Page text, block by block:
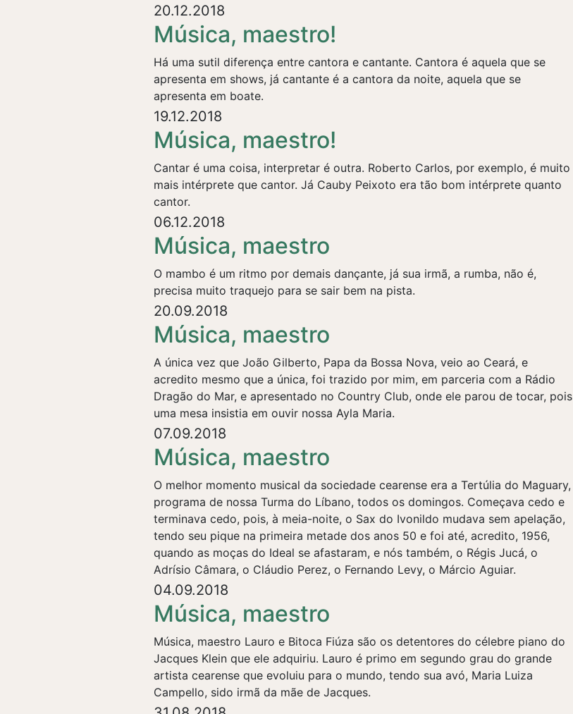
20.12.2018
Música, maestro!
Há uma sutil diferença entre cantora e cantante. Cantora é aquela que se
apresenta em shows, já cantante é a cantora da noite, aquela que se
apresenta em boate.
19.12.2018
Música, maestro!
Cantar é uma coisa, interpretar é outra. Roberto Carlos, por exemplo, é muito
mais intérprete que cantor. Já Cauby Peixoto era tão bom intérprete quanto
cantor.
06.12.2018
Música, maestro
O mambo é um ritmo por demais dançante, já sua irmã, a rumba, não é,
precisa muito traquejo para se sair bem na pista.
20.09.2018
Música, maestro
A única vez que João Gilberto, Papa da Bossa Nova, veio ao Ceará, e
acredito mesmo que a única, foi trazido por mim, em parceria com a Rádio
Dragão do Mar, e apresentado no Country Club, onde ele parou de tocar, pois
uma mesa insistia em ouvir nossa Ayla Maria.
07.09.2018
Música, maestro
O melhor momento musical da sociedade cearense era a Tertúlia do Maguary,
programa de nossa Turma do Líbano, todos os domingos. Começava cedo e
terminava cedo, pois, à meia-noite, o Sax do Ivonildo mudava sem apelação,
tendo seu pique na primeira metade dos anos 50 e foi até, acredito, 1956,
quando as moças do Ideal se afastaram, e nós também, o Régis Jucá, o
Adrísio Câmara, o Cláudio Perez, o Fernando Levy, o Márcio Aguiar.
04.09.2018
Música, maestro
Música, maestro Lauro e Bitoca Fiúza são os detentores do célebre piano do
Jacques Klein que ele adquiriu. Lauro é primo em segundo grau do grande
artista cearense que evoluiu para o mundo, tendo sua avó, Maria Luiza
Campello, sido irmã da mãe de Jacques.